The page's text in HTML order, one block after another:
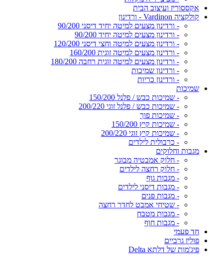
אקססוריז ועיצוב הבית
קולקציה Vardinon - ורדינון
- ורדינון מצעים למיטה יחיד דיסני 90/200
- ורדינון מצעים למיטה יחיד 90/200
- ורדינון מצעים למיטה וחצי דיסני 120/200
- ורדינון מצעים למיטה זוגית 160/200
- ורדינון מצעים למיטה זוגית רחבה 180/200
- ורדינון שמיכות
- ורדינון כריות
שמיכות
- שמיכות כבש / פלנל 150/200
- שמיכות כבש / פלנל זוגי 200/220
- שמיכות פוך
- שמיכות קיץ 150/200
- שמיכות קיץ זוגי 200/220
- כרבולית לילדים
מגבות וחלוקים
- חלוק אמבטיה מבוגר
- חלוק רחצה לילדים
- מגבות גוף
- מגבות דיסני לילדים
- מגבות פנים
- שטיחי אמבט לחדר רחצה
- מגבות מטבח
- מגבות חוף
חד פעמי
פוליז גרביים
פיג'מות של דלתא Delta